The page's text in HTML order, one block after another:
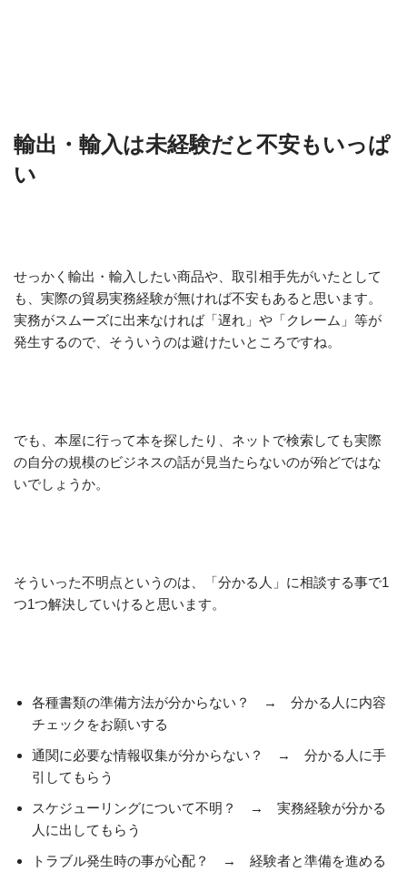
輸出・輸入は未経験だと不安もいっぱ
い
せっかく輸出・輸入したい商品や、取引相手先がいたとして
も、実際の貿易実務経験が無ければ不安もあると思います。
実務がスムーズに出来なければ「遅れ」や「クレーム」等が
発生するので、そういうのは避けたいところですね。
でも、本屋に行って本を探したり、ネットで検索しても実際
の自分の規模のビジネスの話が見当たらないのが殆どではな
いでしょうか。
そういった不明点というのは、「分かる人」に相談する事で1
つ1つ解決していけると思います。
各種書類の準備方法が分からない？ → 分かる人に内容
チェックをお願いする
通関に必要な情報収集が分からない？ → 分かる人に手
引してもらう
スケジューリングについて不明？ → 実務経験が分かる
人に出してもらう
トラブル発生時の事が心配？ → 経験者と準備を進める